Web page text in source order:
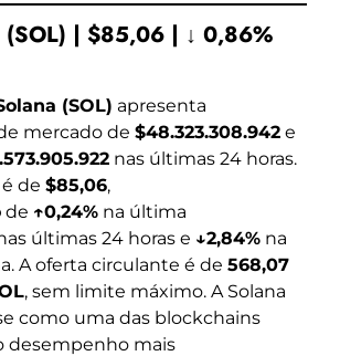
(SOL) | $85,06 | ↓ 0,86%
(SOL) apresenta
mercado de $48.323.308.942 e
nas últimas 24 horas.
de $85,06,
de ↑0,24% na última
últimas 24 horas e ↓2,84% na
A oferta circulante é de 568,07
, sem limite máximo. A Solana
como uma das blockchains
desempenho mais